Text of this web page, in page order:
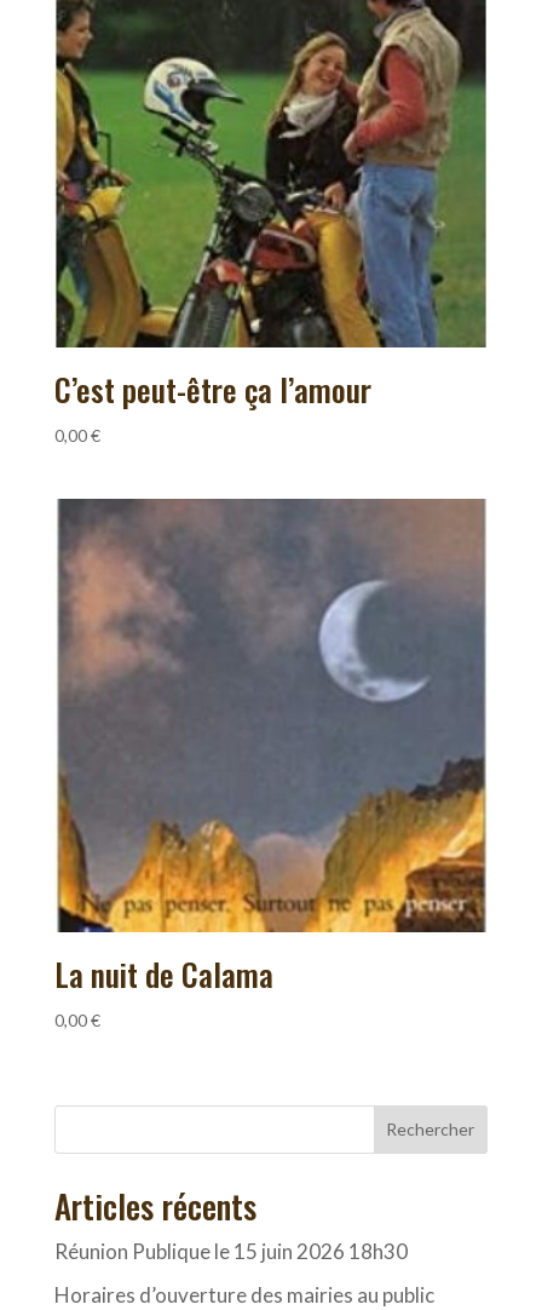
C’est peut-être ça l’amour
0,00€
La nuit de Calama
0,00€
Rechercher
Articles récents
Réunion Publique le 15 juin 2026 18h30
Horaires d’ouverture des mairies au public